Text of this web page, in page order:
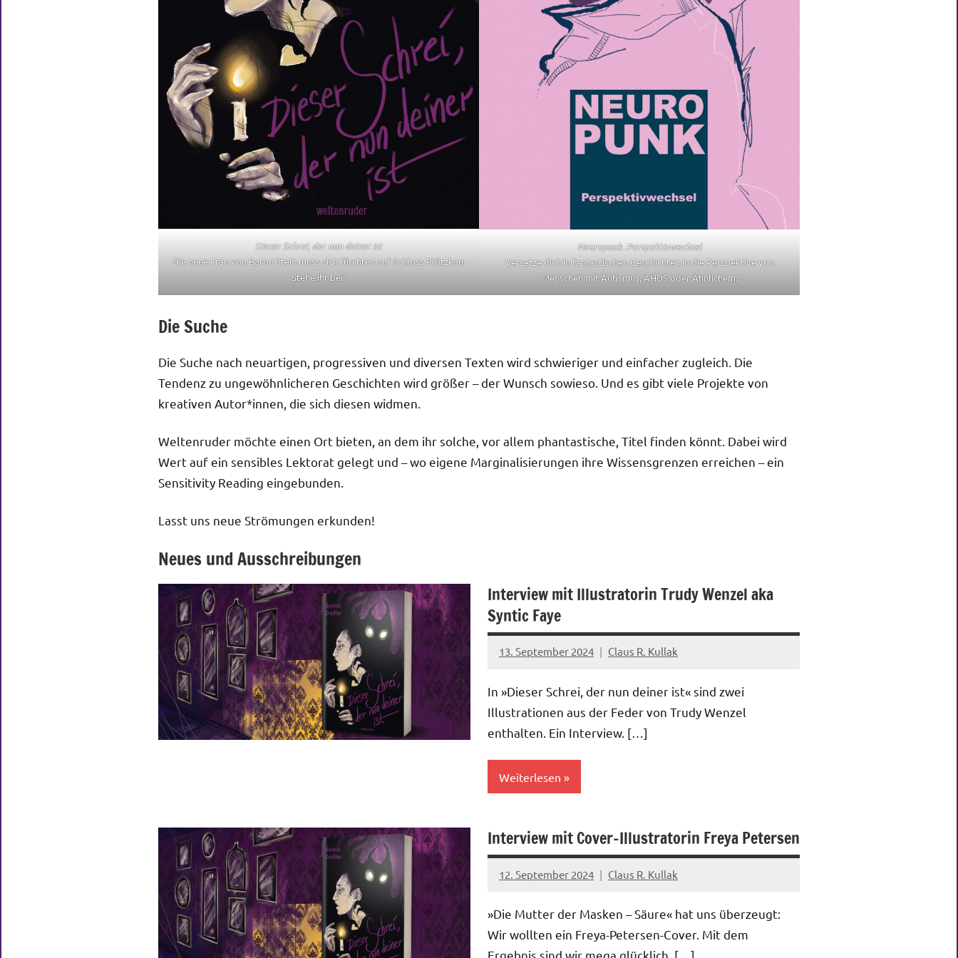
Dieser Schrei, der nun deiner ist
Die neue Frau von Baron Stein muss sich fürchten auf Schloss Plötzkau.
Stehe ihr bei!
Neuropunk. Perspektivwechsel
Versetze dich in fantastischen Geschichten in die Perspektive von
Menschen mit Autismus, AHDS oder Ähnlichem.
Die Suche
Die Suche nach neuartigen, progressiven und diversen Texten wird schwieriger und einfacher zugleich. Die
Tendenz zu ungewöhnlicheren Geschichten wird größer – der Wunsch sowieso. Und es gibt viele Projekte von
kreativen Autor*innen, die sich diesen widmen.
Weltenruder möchte einen Ort bieten, an dem ihr solche, vor allem phantastische, Titel finden könnt. Dabei wird
Wert auf ein sensibles Lektorat gelegt und – wo eigene Marginalisierungen ihre Wissensgrenzen erreichen – ein
Sensitivity Reading eingebunden.
Lasst uns neue Strömungen erkunden!
Neues und Ausschreibungen
Interview mit Illustratorin Trudy Wenzel aka
Syntic Faye
13. September 2024 Claus R. Kullak
In »Dieser Schrei, der nun deiner ist« sind zwei
Illustrationen aus der Feder von Trudy Wenzel
enthalten. Ein Interview. […]
Weiterlesen
Interview mit Cover-Illustratorin Freya Petersen
12. September 2024 Claus R. Kullak
»Die Mutter der Masken – Säure« hat uns überzeugt:
Wir wollten ein Freya-Petersen-Cover. Mit dem